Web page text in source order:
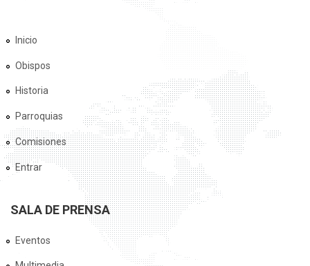
Inicio
Obispos
Historia
Parroquias
Comisiones
Entrar
SALA DE PRENSA
Eventos